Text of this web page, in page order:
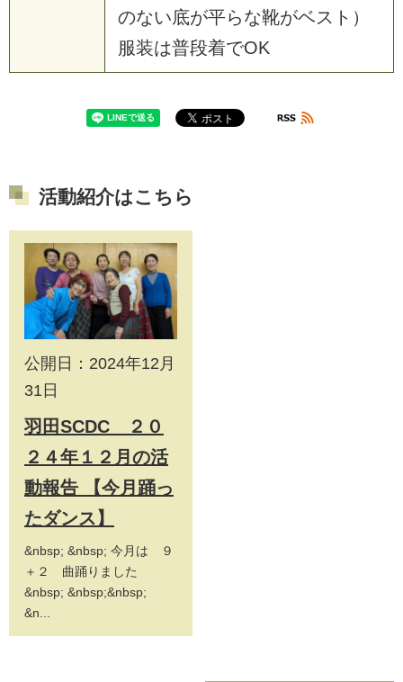
のない底が平らな靴がベスト）
服装は普段着でOK
活動紹介はこちら
公開日：2024年12月
31日
羽田SCDC ２０
２４年１２月の活
動報告 【今月踊っ
たダンス】
&nbsp; &nbsp; 今月は ９
＋２ 曲踊りました
&nbsp; &nbsp;&nbsp;
&n...